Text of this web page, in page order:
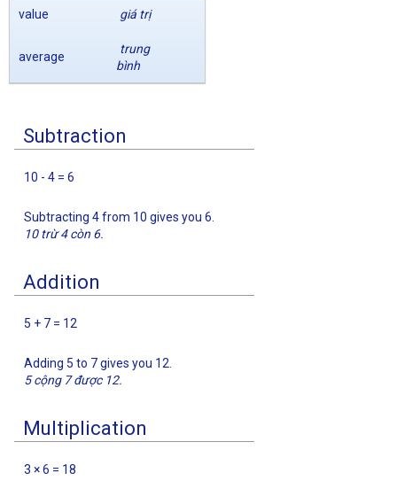
value giá trị
average
trung
bình
Subtraction
10 - 4 = 6
Subtracting 4 from 10 gives you 6.
10 trừ 4 còn 6.
Addition
5 + 7 = 12
Adding 5 to 7 gives you 12.
5 cộng 7 được 12.
Multiplication
3 × 6 = 18